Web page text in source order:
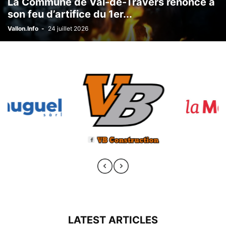
son feu d’artifice du 1er...
Vallon.Info - 24 juillet 2026
LATEST ARTICLES